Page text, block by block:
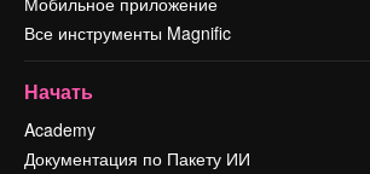
Все инструменты Magnific
Начать
Academy
Документация по Пакету ИИ